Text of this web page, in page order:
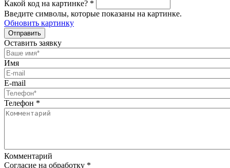
Какой код на картинке? *
Введите символы, которые показаны на картинке.
Обновить картинку
Отправить
Оставить заявку
Имя
E-mail
Телефон *
Комментарий
Согласие на обработку *